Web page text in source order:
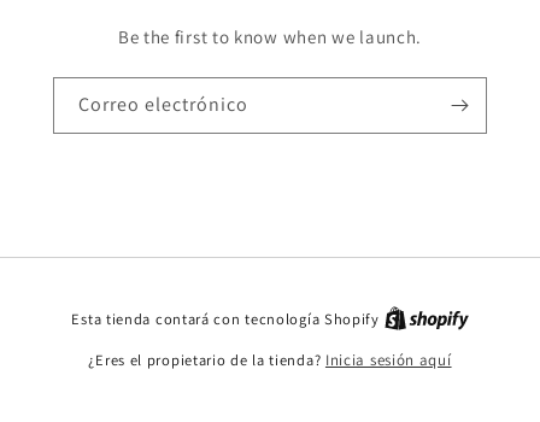
Be the first to know when we launch.
Correo electrónico
Esta tienda contará con tecnología Shopify
¿Eres el propietario de la tienda? Inicia sesión aquí